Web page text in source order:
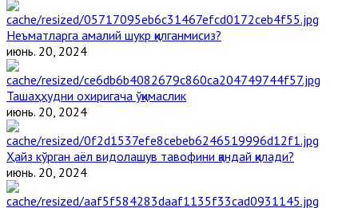
Неъматларга амалий шукр қилганмисиз?
июнь. 20, 2024
Ташаҳҳудни охиригача ўқимаслик
июнь. 20, 2024
Ҳайз кўрган аёл видолашув тавофини қандай қилади?
июнь. 20, 2024